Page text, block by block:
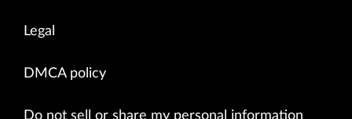
Legal
DMCA policy
Do not sell or share my personal information